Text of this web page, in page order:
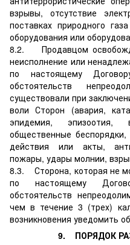
взрывы, отсутствие
поставках природного
оборудования или
8.2. Продавцом
неисполнение или
по настоящему
обстоятельств
существовали при
воли Сторон (авария,
эпидемия, эпизоотия,
общественные беспорядки,
действия или акты,
пожары, удары молнии,
8.3. Сторона, которая не
по настоящему
обстоятельств
чем в течение 3 (трех)
возникновения уведомить
9. ПОРЯДОК